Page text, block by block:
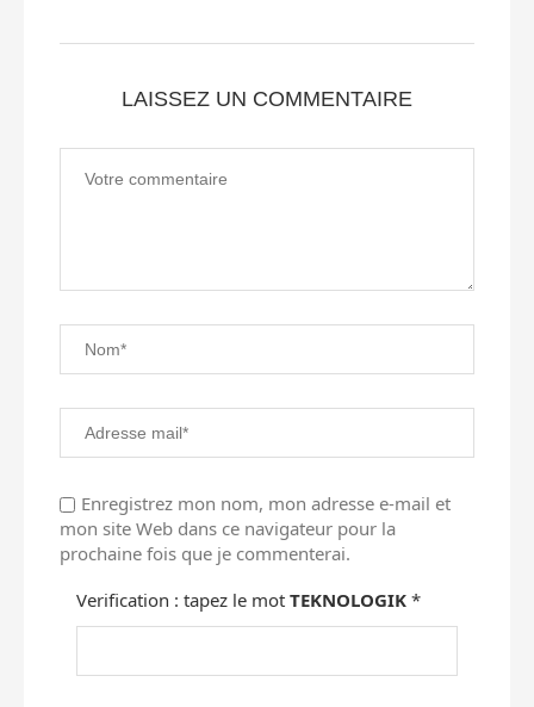
LAISSEZ UN COMMENTAIRE
Enregistrez mon nom, mon adresse e-mail et
mon site Web dans ce navigateur pour la
prochaine fois que je commenterai.
Verification : tapez le mot TEKNOLOGIK *